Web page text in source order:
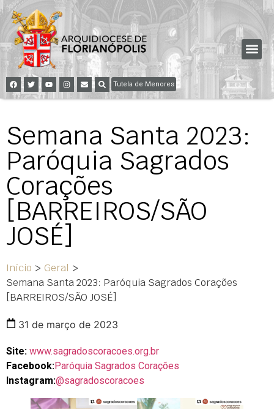
Tutela de Menores
Semana Santa 2023:
Paróquia Sagrados
Corações
[BARREIROS/SÃO
JOSÉ]
Início > Geral >
Semana Santa 2023: Paróquia Sagrados Corações
[BARREIROS/SÃO JOSÉ]
31 de março de 2023
Site: www.sagradoscoracoes.org.br
Facebook:Paróquia Sagrados Corações
Instagram:@sagradoscoracoes